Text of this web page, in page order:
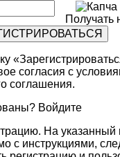
Получать
согласия с
соглашения.
Войдите
На
с инструкциями,